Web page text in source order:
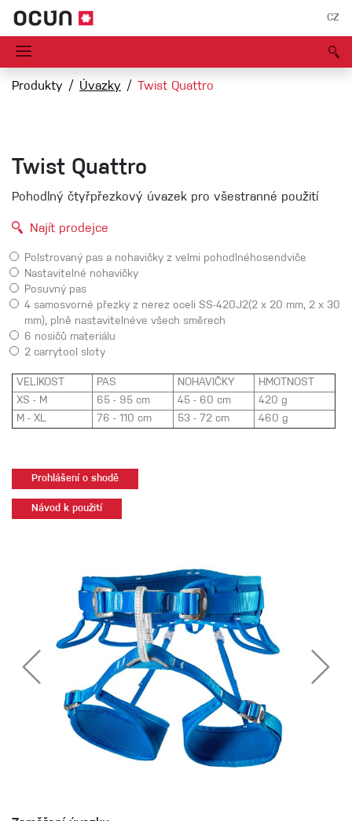
CZ
Produkty Úvazky Twist Quattro
Twist Quattro
Pohodlný čtyřpřezkový úvazek pro všestranné použití
Najít prodejce
Polstrovaný pas a nohavičky z velmi pohodlnéhosendviče
Nastavitelné nohavičky
Posuvný pas
4 samosvorné přezky z nerez oceli SS-420J2(2 x 20 mm, 2 x 30
mm), plně nastavitelnéve všech směrech
6 nosičů materiálu
2 carrytool sloty
VELIKOST PAS NOHAVIČKY
HMOTNOST
XS - M
65 - 95 cm 45 - 60 cm
420 g
M - XL
76 - 110 cm 53 - 72 cm 460 g
Prohlášení o shodě
Návod k použití